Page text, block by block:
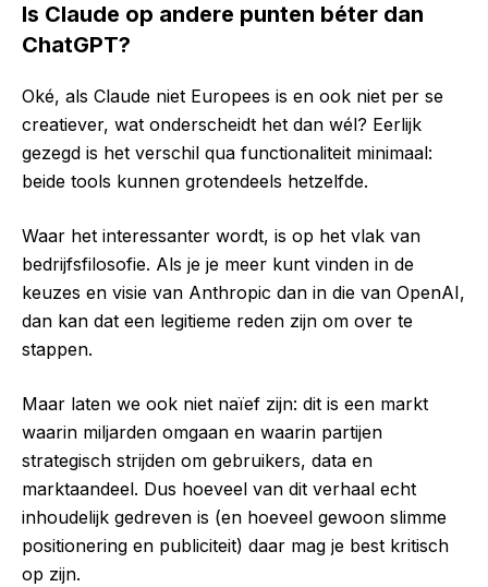
Is Claude op andere punten béter dan
ChatGPT?
Oké, als Claude niet Europees is en ook niet per se
creatiever, wat onderscheidt het dan wél? Eerlijk
gezegd is het verschil qua functionaliteit minimaal:
beide tools kunnen grotendeels hetzelfde.
Waar het interessanter wordt, is op het vlak van
bedrijfsfilosofie. Als je je meer kunt vinden in de
keuzes en visie van Anthropic dan in die van OpenAI,
dan kan dat een legitieme reden zijn om over te
stappen.
Maar laten we ook niet naïef zijn: dit is een markt
waarin miljarden omgaan en waarin partijen
strategisch strijden om gebruikers, data en
marktaandeel. Dus hoeveel van dit verhaal echt
inhoudelijk gedreven is (en hoeveel gewoon slimme
positionering en publiciteit) daar mag je best kritisch
op zijn.